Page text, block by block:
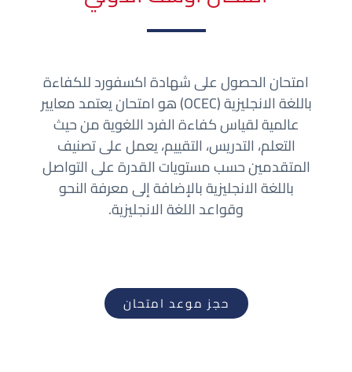
امتحان الحصول على شهادة اكسفورد للكفاءة
باللغة الانجليزية (OCEC) هو امتحان يعتمد معايير
عالمية لقياس كفاءة الفرد اللغوية من حيث
التعلم، التدريس، التقييم، يعمل على تصنيف
المتقدمين حسب مستويات القدرة على التواصل
باللغة الانجليزية بالإضافة إلى معرفة النحو
وقواعد اللغة الانجليزية.
حجز موعد امتحان